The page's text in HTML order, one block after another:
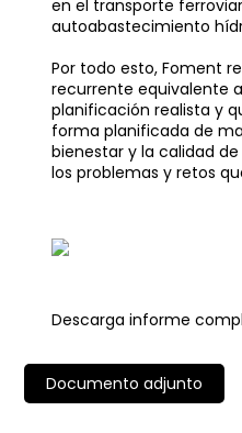
en el transporte
autoabastecimiento
Por todo esto, Foment
recurrente equivalente
planificación realista y
forma planificada de
bienestar y la calidad
los problemas y retos
Descarga informe
Documento adjunto